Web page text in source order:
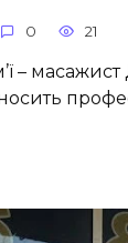
0 21
–